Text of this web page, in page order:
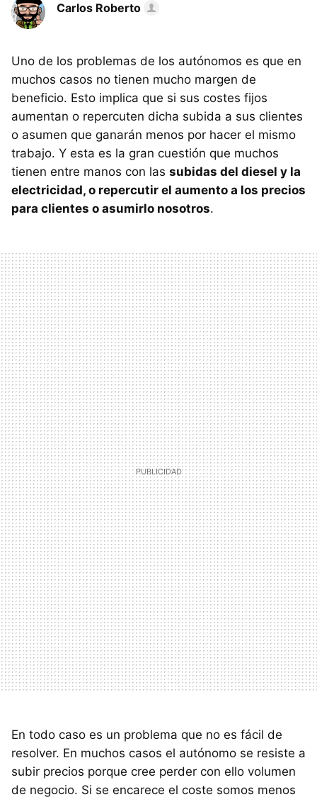
Carlos Roberto
Uno de los problemas de los autónomos es que en
muchos casos no tienen mucho margen de
beneficio. Esto implica que si sus costes fijos
aumentan o repercuten dicha subida a sus clientes
o asumen que ganarán menos por hacer el mismo
trabajo. Y esta es la gran cuestión que muchos
tienen entre manos con las subidas del diesel y la
electricidad, o repercutir el aumento a los precios
para clientes o asumirlo nosotros.
En todo caso es un problema que no es fácil de
resolver. En muchos casos el autónomo se resiste a
subir precios porque cree perder con ello volumen
de negocio. Si se encarece el coste somos menos